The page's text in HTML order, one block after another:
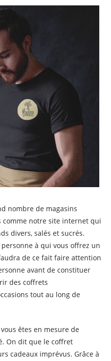
nombre de magasins
comme notre site internet qui
divers, salés et sucrés.
à qui vous offrez un
de ce fait faire attention
avant de constituer
des coffrets
tout au long de
êtes en mesure de
On dit que le coffret
cadeaux imprévus. Grâce à